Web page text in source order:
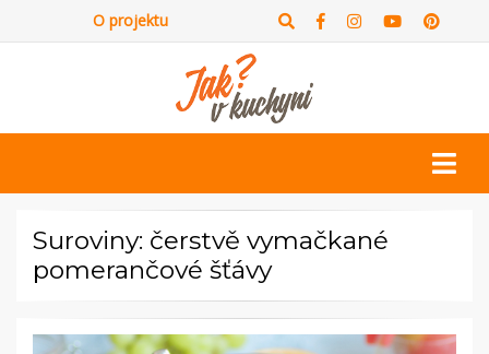
O projektu
Suroviny: čerstvě vymačkané
pomerančové šťávy